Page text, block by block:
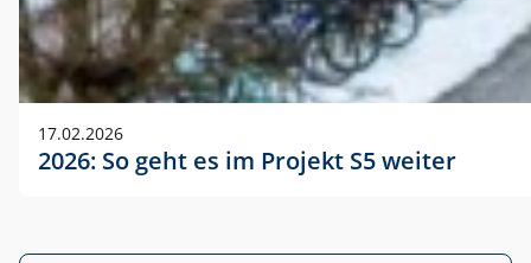
17.02.2026
2026: So geht es im Projekt S5 weiter